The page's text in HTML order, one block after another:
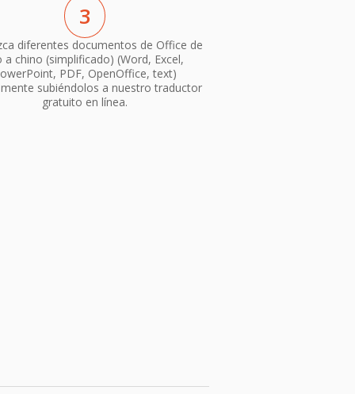
3
diferentes documentos de Office de
a chino (simplificado) (Word, Excel,
PDF, OpenOffice, text)
subiéndolos a nuestro traductor
gratuito en línea.